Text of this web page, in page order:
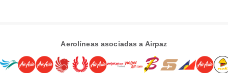
Aerolíneas asociadas a Airpaz